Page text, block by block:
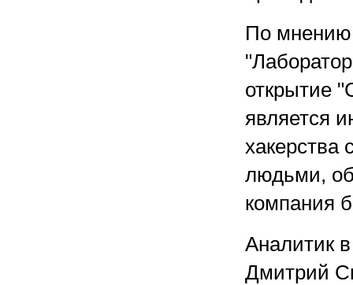
По мнению
открытие
является
хакерства
людьми,
компания
Аналитик
Дмитрий